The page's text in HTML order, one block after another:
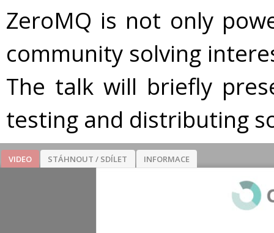
ZeroMQ is not only
community solving
The talk will briefly
testing and distributing
VIDEO STÁHNOUT / SDÍLET INFORMACE